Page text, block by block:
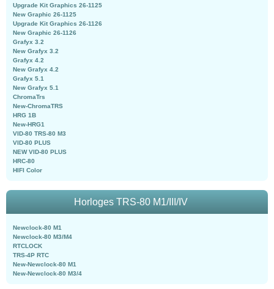
Upgrade Kit Graphics 26-1125
New Graphic 26-1125
Upgrade Kit Graphics 26-1126
New Graphic 26-1126
Grafyx 3.2
New Grafyx 3.2
Grafyx 4.2
New Grafyx 4.2
Grafyx 5.1
New Grafyx 5.1
ChromaTrs
New-ChromaTRS
HRG 1B
New-HRG1
VID-80 TRS-80 M3
VID-80 PLUS
NEW VID-80 PLUS
HRC-80
HIFI Color
Horloges TRS-80 M1/III/IV
Newclock-80 M1
Newclock-80 M3/M4
RTCLOCK
TRS-4P RTC
New-Newclock-80 M1
New-Newclock-80 M3/4